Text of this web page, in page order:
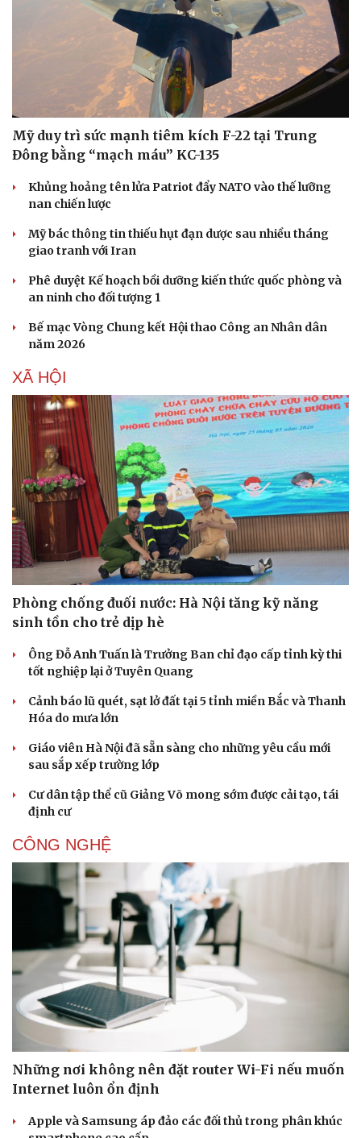
Văn hóa
Sân khấu - Điện ảnh
Văn học
Âm nhạc
Di sản
Giải trí
Thời trang
Sao Việt
Mỹ duy trì sức mạnh tiêm kích F-22 tại Trung
Đông bằng “mạch máu” KC-135
Khủng hoảng tên lửa Patriot đẩy NATO vào thế lưỡng
nan chiến lược
Mỹ bác thông tin thiếu hụt đạn dược sau nhiều tháng
giao tranh với Iran
Phê duyệt Kế hoạch bồi dưỡng kiến thức quốc phòng và
an ninh cho đối tượng 1
Bế mạc Vòng Chung kết Hội thao Công an Nhân dân
năm 2026
XÃ HỘI
Phòng chống đuối nước: Hà Nội tăng kỹ năng
sinh tồn cho trẻ dịp hè
Ông Đỗ Anh Tuấn là Trưởng Ban chỉ đạo cấp tỉnh kỳ thi
tốt nghiệp lại ở Tuyên Quang
Cảnh báo lũ quét, sạt lở đất tại 5 tỉnh miền Bắc và Thanh
Hóa do mưa lớn
Giáo viên Hà Nội đã sẵn sàng cho những yêu cầu mới
sau sắp xếp trường lớp
Cư dân tập thể cũ Giảng Võ mong sớm được cải tạo, tái
định cư
CÔNG NGHỆ
Những nơi không nên đặt router Wi-Fi nếu muốn
Internet luôn ổn định
Apple và Samsung áp đảo các đối thủ trong phân khúc